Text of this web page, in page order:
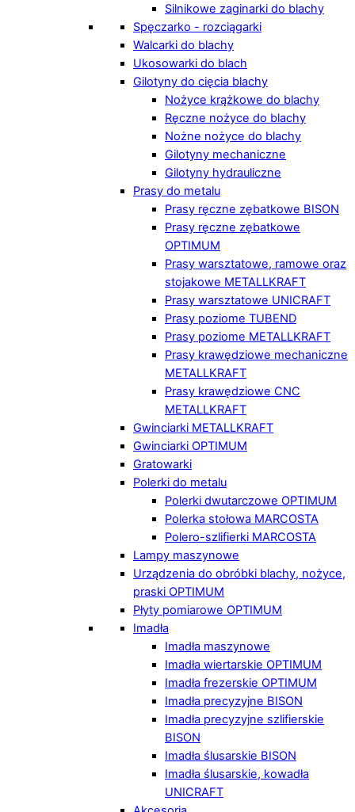
Silnikowe zaginarki do blachy
Spęczarko - rozciągarki
Walcarki do blachy
Ukosowarki do blach
Gilotyny do cięcia blachy
Nożyce krążkowe do blachy
Ręczne nożyce do blachy
Nożne nożyce do blachy
Gilotyny mechaniczne
Gilotyny hydrauliczne
Prasy do metalu
Prasy ręczne zębatkowe BISON
Prasy ręczne zębatkowe
OPTIMUM
Prasy warsztatowe, ramowe oraz
stojakowe METALLKRAFT
Prasy warsztatowe UNICRAFT
Prasy poziome TUBEND
Prasy poziome METALLKRAFT
Prasy krawędziowe mechaniczne
METALLKRAFT
Prasy krawędziowe CNC
METALLKRAFT
Gwinciarki METALLKRAFT
Gwinciarki OPTIMUM
Gratowarki
Polerki do metalu
Polerki dwutarczowe OPTIMUM
Polerka stołowa MARCOSTA
Polero-szlifierki MARCOSTA
Lampy maszynowe
Urządzenia do obróbki blachy, nożyce,
praski OPTIMUM
Płyty pomiarowe OPTIMUM
Imadła
Imadła maszynowe
Imadła wiertarskie OPTIMUM
Imadła frezerskie OPTIMUM
Imadła precyzyjne BISON
Imadła precyzyjne szlifierskie
BISON
Imadła ślusarskie BISON
Imadła ślusarskie, kowadła
UNICRAFT